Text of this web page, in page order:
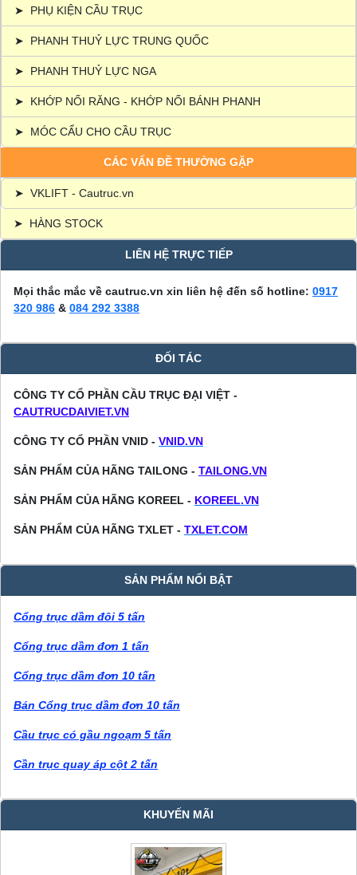
➤ PHỤ KIỆN CẦU TRỤC
➤ PHANH THUỶ LỰC TRUNG QUỐC
➤ PHANH THUỶ LỰC NGA
➤ KHỚP NỐI RĂNG - KHỚP NỐI BÁNH PHANH
➤ MÓC CẨU CHO CẦU TRỤC
CÁC VẤN ĐỀ THƯỜNG GẶP
➤ VKLIFT - Cautruc.vn
➤ HÀNG STOCK
LIÊN HỆ TRỰC TIẾP
Mọi thắc mắc về cautruc.vn xin liên hệ đến số hotline: 0917
320 986 & 084 292 3388
ĐỐI TÁC
CÔNG TY CỔ PHẦN CẦU TRỤC ĐẠI VIỆT -
CAUTRUCDAIVIET.VN
CÔNG TY CỔ PHẦN VNID - VNID.VN
SẢN PHẨM CỦA HÃNG TAILONG - TAILONG.VN
SẢN PHẨM CỦA HÃNG KOREEL - KOREEL.VN
SẢN PHẨM CỦA HÃNG TXLET - TXLET.COM
SẢN PHẨM NỔI BẬT
Cổng trục dầm đôi 5 tấn
Cổng trục dầm đơn 1 tấn
Cổng trục dầm đơn 10 tấn
Bán Cổng trục dầm đơn 10 tấn
Cầu trục có gầu ngoạm 5 tấn
Cần trục quay áp cột 2 tấn
KHUYẾN MÃI